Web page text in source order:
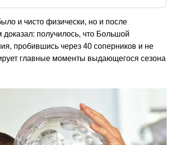
и чисто физически, но и после
получилось, что Большой
пробившись через 40 соперников и не
главные моменты выдающегося сезона